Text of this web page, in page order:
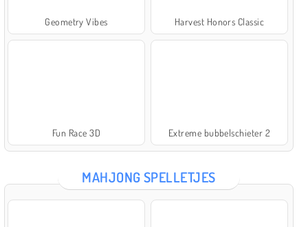
Geometry Vibes Harvest Honors Classic
Fun Race 3D Extreme bubbelschieter 2
MAHJONG SPELLETJES